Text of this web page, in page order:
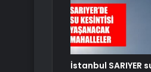
İstanbul SARIYER